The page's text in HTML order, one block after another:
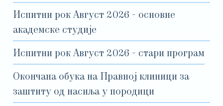
Испитни рок Август 2026 - основне
академске студије
Испитни рок Август 2026 - стари програм
Окончана обука на Правној клиници за
заштиту од насиља у породици